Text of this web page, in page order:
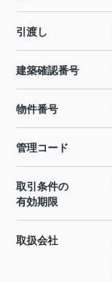
引渡し
建築確認番号
物件番号
管理コード
取引条件の
有効期限
取扱会社